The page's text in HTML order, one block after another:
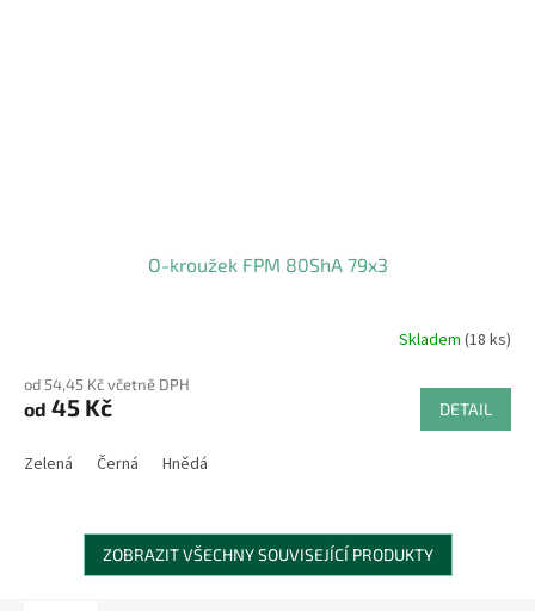
O-kroužek FPM 80ShA 79x3
Skladem (18 ks)
od 54,45 Kč včetně DPH
od 45 Kč DETAIL
Zelená Černá Hnědá
ZOBRAZIT VŠECHNY SOUVISEJÍCÍ PRODUKTY